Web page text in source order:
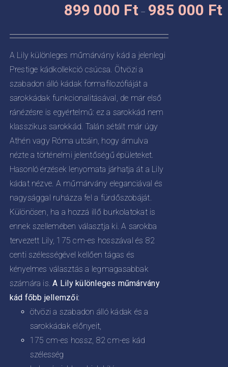
a
választhatók
ki
899 000 Ft – 985 000 Ft
A Lily különleges műmárvány kád a jelenlegi
Prestige kádkollekció csúcsa. Ötvözi a
szabadon álló kádak formafilozófiáját a
sarokkádak funkcionalitásával, de már első
ránézésre is egyértelmű: ez a sarokkád nem
klasszikus sarokkád. Talán sétált már úgy
Athén vagy Róma utcáin, hogy ámulva
nézte a történelmi jelentőségű épületeket.
Hasonló érzések lenyomata járhatja át a Lily
kádat nézve. A műmárvány eleganciával és
nagysággal ruházza fel a fürdőszobáját.
Különösen, ha a hozzá illő burkolatokat is
ennek szellemében választja ki. A sarokba
tervezett Lily, 175 cm-es hosszával és 82
centi szélességével kellően tágas és
kényelmes választás a legmagasabbak
számára is.A Lily különleges műmárvány
kád főbb jellemzői:
ötvözi a szabadon álló kádak és a
sarokkádak előnyeit,
175 cm-es hossz, 82 cm-es kád
szélesség